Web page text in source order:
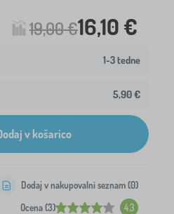
19,00 €16,10 €
1-3 tedne
5,90 €
v košarico
Ocena (3) 4.3
Dodaj v nakupovalni seznam (0)